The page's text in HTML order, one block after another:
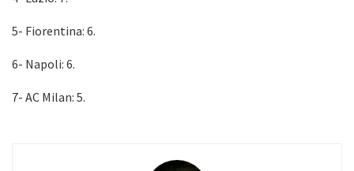
5- Fiorentina: 6.
6- Napoli: 6.
7- AC Milan: 5.